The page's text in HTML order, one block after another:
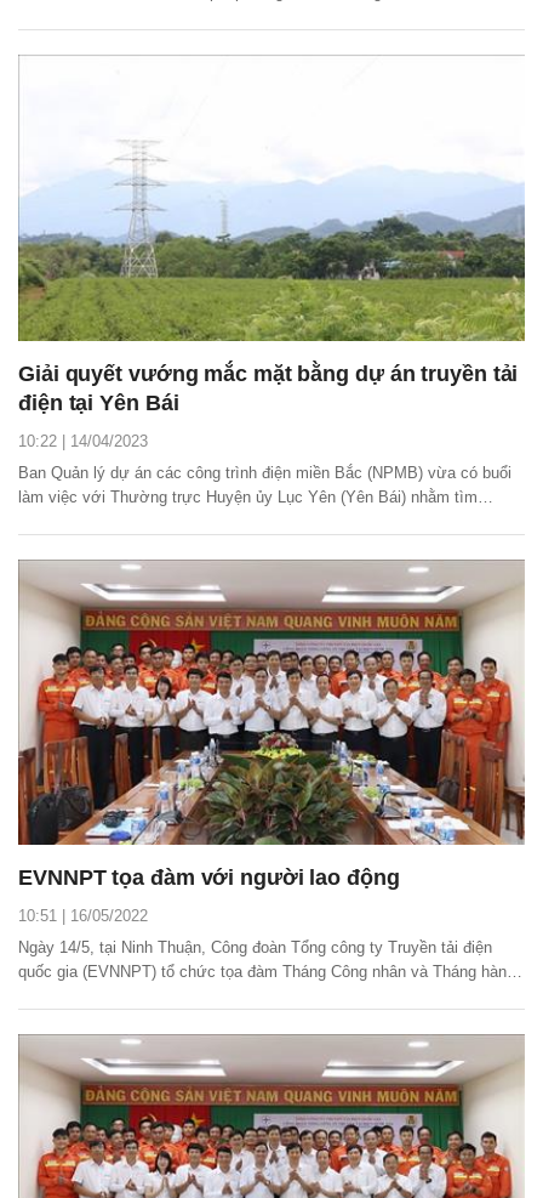
Giải quyết vướng mắc mặt bằng dự án truyền tải
điện tại Yên Bái
10:22 | 14/04/2023
Ban Quản lý dự án các công trình điện miền Bắc (NPMB) vừa có buổi
làm việc với Thường trực Huyện ủy Lục Yên (Yên Bái) nhằm tìm
EVNNPT tọa đàm với người lao động
10:51 | 16/05/2022
Ngày 14/5, tại Ninh Thuận, Công đoàn Tổng công ty Truyền tải điện
quốc gia (EVNNPT) tổ chức tọa đàm Tháng Công nhân và Tháng hành